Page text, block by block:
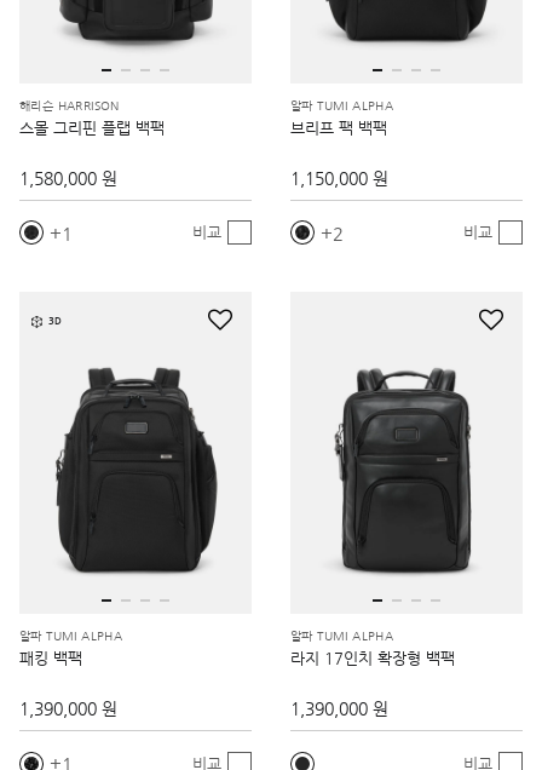
해리슨 HARRISON
스몰 그리핀 플랩 백팩
1,580,000 원
1 비교
알파 TUMI ALPHA
브리프 팩 백팩
1,150,000 원
2 비교
3D
알파 TUMI ALPHA
패킹 백팩
1,390,000 원
1 비교
알파 TUMI ALPHA
라지 17인치 확장형 백팩
1,390,000 원
비교